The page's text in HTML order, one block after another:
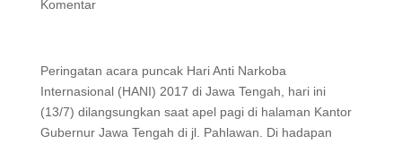
Komentar
Peringatan acara puncak Hari Anti Narkoba
Internasional (HANI) 2017 di Jawa Tengah, hari ini
(13/7) dilangsungkan saat apel pagi di halaman Kantor
Gubernur Jawa Tengah di jl. Pahlawan. Di hadapan